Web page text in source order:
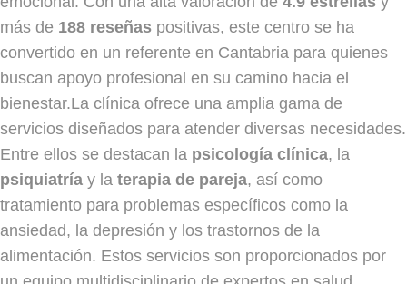
más de 188 reseñas positivas, este centro se ha
convertido en un referente en Cantabria para quienes
buscan apoyo profesional en su camino hacia el
bienestar.La clínica ofrece una amplia gama de
servicios diseñados para atender diversas necesidades.
Entre ellos se destacan la psicología clínica, la
psiquiatría y la terapia de pareja, así como
tratamiento para problemas específicos como la
ansiedad, la depresión y los trastornos de la
alimentación. Estos servicios son proporcionados por